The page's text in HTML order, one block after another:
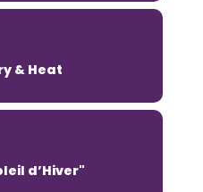
& Heat
d’Hiver"